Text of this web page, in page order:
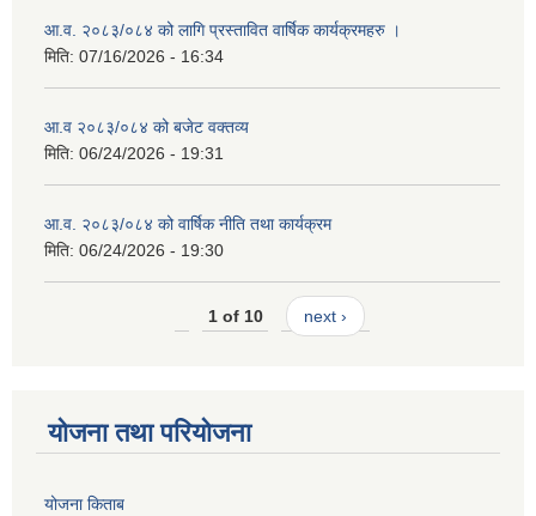
आ.व. २०८३/०८४ को लागि प्रस्तावित वार्षिक कार्यक्रमहरु ।
मिति: 07/16/2026 - 16:34
आ.व २०८३/०८४ को बजेट वक्तव्य
मिति: 06/24/2026 - 19:31
आ.व. २०८३/०८४ को वार्षिक नीति तथा कार्यक्रम
मिति: 06/24/2026 - 19:30
1 of 10 next ›
योजना तथा परियोजना
योजना किताब